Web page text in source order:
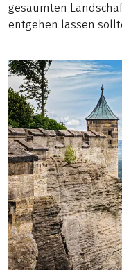
gesäumten
entgehen lassen